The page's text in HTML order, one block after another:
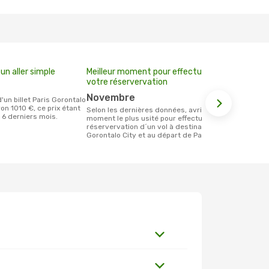
aller simple
1010 €, ce prix étant
derniers mois.
Meilleur moment pour effectuer
votre réservervation
novembre
Selon les dernières données, avril est le
moment le plus usité pour effectuer la
réservervation d´un vol à destination de
Gorontalo City et au départ de Paris